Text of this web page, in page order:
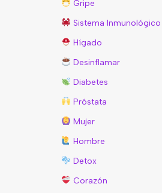
Gripe
Sistema
Hígado
Desinflamar
Diabetes
Próstata
Mujer
Hombre
Detox
Corazón